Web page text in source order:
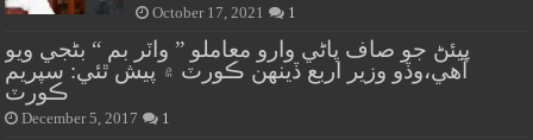
October 17, 2021 1
پيئڻ جو صاف پاڻي وارو معاملو ” واٽر بم “ بڻجي ويو
آهي،وڏو وزير اربع ڏينهن ڪورٽ ۾ پيش ٿئي: سپريم
ڪورٽ
December 5, 2017 1